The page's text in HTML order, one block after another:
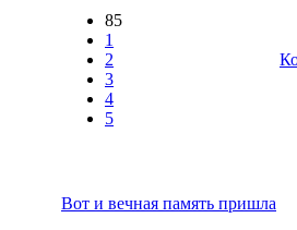
85
1
2
3
4
5
Вот и вечная память пришла